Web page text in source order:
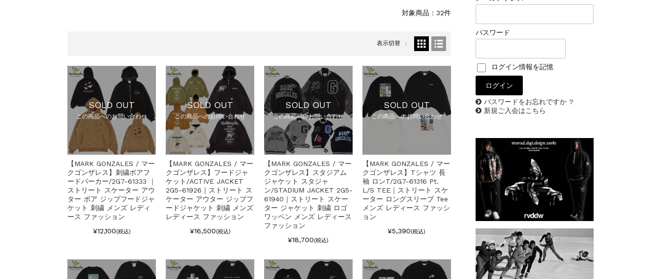
対象商品：32件
表示切替
SOLD OUT
この商品へのお問い合わせ
【MARK GONZALES / マー
クゴンザレス】刺繍ボアフ
ードパーカー/2G7-61333 ｜
ストリート スケーター アウ
ター ボア ジップフードジャ
ケット 刺繍 メンズ レディ
ース ファッション
¥12,100(税込)
SOLD OUT
この商品へのお問い合わせ
【MARK GONZALES / マー
クゴンザレス】フードジャ
ケット/ACTIVE JACKET
2G5-61926｜ストリート ス
ケーター アウター ジップフ
ードジャケット 刺繍 メンズ
レディース ファッション
¥16,500(税込)
SOLD OUT
この商品へのお問い合わせ
【MARK GONZALES / マー
クゴンザレス】スタジアム
ジャケット スタジャ
ン/STADIUM JACKET 2G5-
61940｜ストリート スケー
ター ジャケット 刺繍 ロゴ
ワッペン メンズ レディース
ファッション
¥18,700(税込)
SOLD OUT
この商品へのお問い合わせ
【MARK GONZALES / マー
クゴンザレス】Tシャツ 長
袖 ロンT/2G7-61316 Pt.
L/S TEE｜ストリート スケ
ーター ロングスリーブ Tee
メンズ レディース ファッシ
ョン
¥5,390(税込)
パスワード
ログイン情報を記憶
パスワードをお忘れですか ?
新規ご入会はこちら